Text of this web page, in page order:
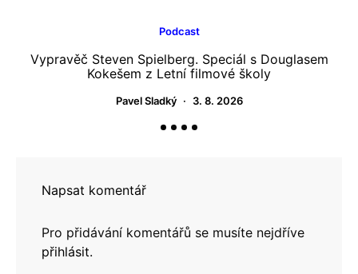
Podcast
Vypravěč Steven Spielberg. Speciál s Douglasem
Kokešem z Letní filmové školy
Pavel Sladký 3. 8. 2026
Napsat komentář
Pro přidávání komentářů se musíte nejdříve
přihlásit.